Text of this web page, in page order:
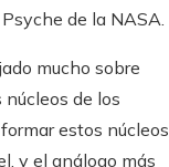
de la NASA.
mucho sobre
de los
estos núcleos
y el análogo más